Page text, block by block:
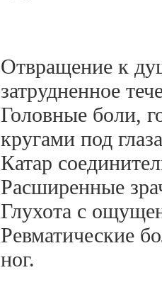
Отвращение к
затрудненное
Головные боли,
кругами под
Катар
Расширенные
Глухота с
Ревматические
ног.